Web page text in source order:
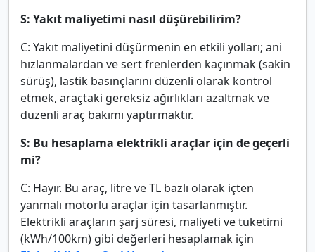
S: Yakıt maliyetimi nasıl düşürebilirim?
C: Yakıt maliyetini düşürmenin en etkili yolları; ani
hızlanmalardan ve sert frenlerden kaçınmak (sakin
sürüş), lastik basınçlarını düzenli olarak kontrol
etmek, araçtaki gereksiz ağırlıkları azaltmak ve
düzenli araç bakımı yaptırmaktır.
S: Bu hesaplama elektrikli araçlar için de geçerli
mi?
C: Hayır. Bu araç, litre ve TL bazlı olarak içten
yanmalı motorlu araçlar için tasarlanmıştır.
Elektrikli araçların şarj süresi, maliyeti ve tüketimi
(kWh/100km) gibi değerleri hesaplamak için